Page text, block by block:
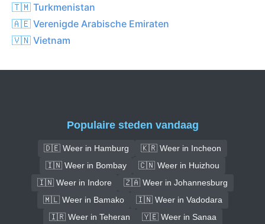
🇹🇲 Turkmenistan
🇦🇪 Verenigde Arabische Emiraten
🇻🇳 Vietnam
Populaire steden vandaag
🇩🇪 Weer in Hamburg
🇰🇷 Weer in Incheon
🇮🇳 Weer in Bombay
🇨🇳 Weer in Huizhou
🇮🇳 Weer in Indore
🇿🇦 Weer in Johannesburg
🇲🇱 Weer in Bamako
🇮🇳 Weer in Vadodara
🇮🇷 Weer in Teheran
🇾🇪 Weer in Sanaa